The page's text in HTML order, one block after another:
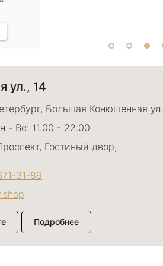
ул., 14
Большая Конюшенная
- Вс: 11.00 - 22.00
Гостиный двор,
31-89
Подробнее